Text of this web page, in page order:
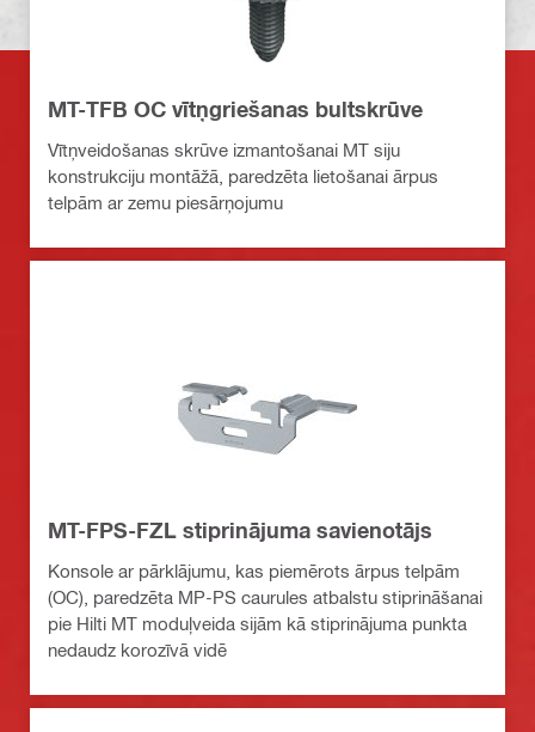
MT-TFB OC vītņgriešanas bultskrūve
Vītņveidošanas skrūve izmantošanai MT siju
konstrukciju montāžā, paredzēta lietošanai ārpus
telpām ar zemu piesārņojumu
MT-FPS-FZL stiprinājuma savienotājs
Konsole ar pārklājumu, kas piemērots ārpus telpām
(OC), paredzēta MP-PS caurules atbalstu stiprināšanai
pie Hilti MT moduļveida sijām kā stiprinājuma punkta
nedaudz korozīvā vidē